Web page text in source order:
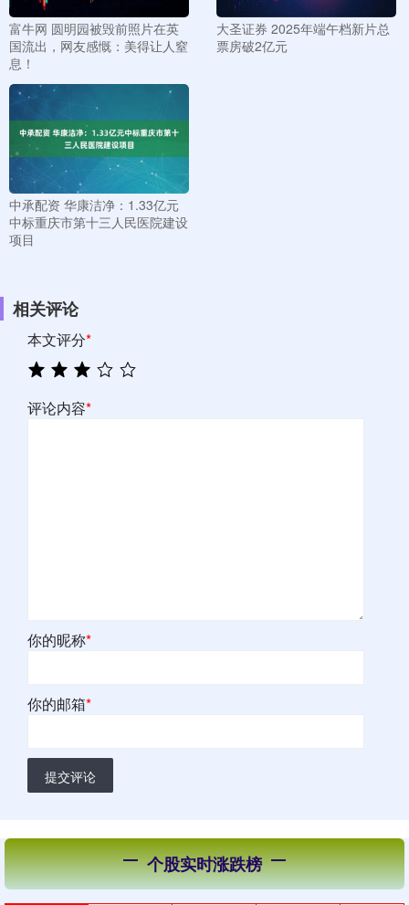
富牛网 圆明园被毁前照片在英
国流出，网友感慨：美得让人窒
息！
大圣证券 2025年端午档新片总
票房破2亿元
中承配资 华康洁净：1.33亿元
中标重庆市第十三人民医院建设
项目
相关评论
本文评分*
评论内容*
你的昵称*
你的邮箱*
提交评论
个股实时涨跌榜